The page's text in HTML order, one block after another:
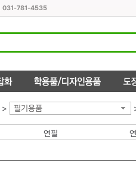
031-781-4535
> 필기용품
연필